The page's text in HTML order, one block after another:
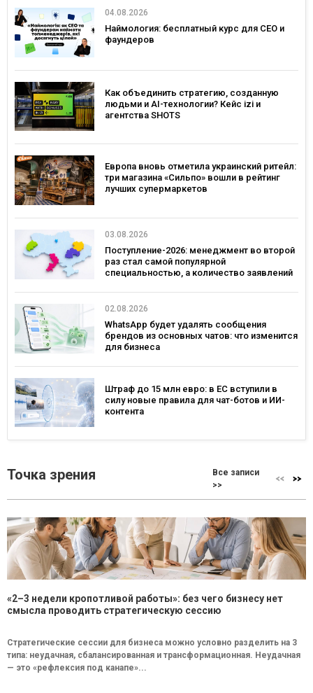
04.08.2026
Наймология: бесплатный курс для CEO и
фаундеров
Как объединить стратегию, созданную
людьми и AI-технологии? Кейс izi и
агентства SHOTS
Европа вновь отметила украинский ритейл:
три магазина «Сильпо» вошли в рейтинг
лучших супермаркетов
03.08.2026
Поступление-2026: менеджмент во второй
раз стал самой популярной
специальностью, а количество заявлений
02.08.2026
WhatsApp будет удалять сообщения
брендов из основных чатов: что изменится
для бизнеса
Штраф до 15 млн евро: в ЕС вступили в
силу новые правила для чат-ботов и ИИ-
контента
Точка зрения
Все записи
>>
«2–3 недели кропотливой работы»: без чего бизнесу нет
смысла проводить стратегическую сессию
Стратегические сессии для бизнеса можно условно разделить на 3
типа: неудачная, сбалансированная и трансформационная. Неудачная
— это «рефлексия под канапе»...